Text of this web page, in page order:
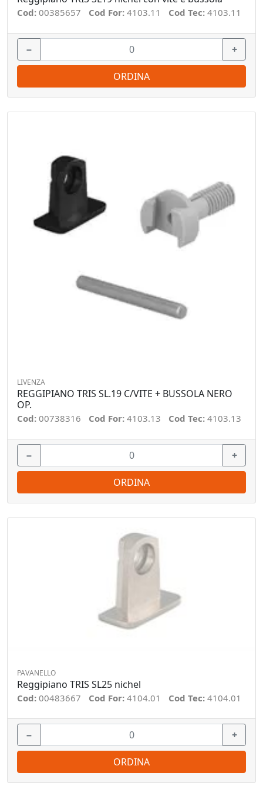
Cod: 00385657 Cod For: 4103.11 Cod Tec: 4103.11
− +
ORDINA
LIVENZA
REGGIPIANO TRIS SL.19 C/VITE + BUSSOLA NERO
OP.
Cod: 00738316 Cod For: 4103.13 Cod Tec: 4103.13
− +
ORDINA
PAVANELLO
Reggipiano TRIS SL25 nichel
Cod: 00483667 Cod For: 4104.01 Cod Tec: 4104.01
− +
ORDINA